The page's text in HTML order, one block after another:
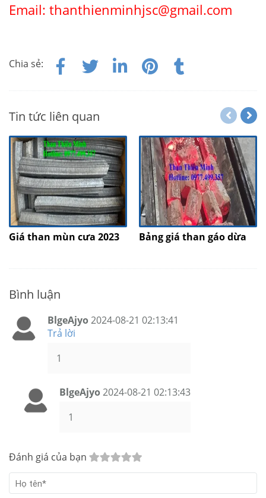
Email: thanthienminhjsc@gmail.com
Chia sẻ:
Tin tức liên quan
Giá than mùn cưa 2023 Bảng giá than gáo dừa
Bình luận
BlgeAjyo2024-08-21 02:13:41
Trả lời
1
BlgeAjyo2024-08-21 02:13:43
1
Đánh giá của bạn